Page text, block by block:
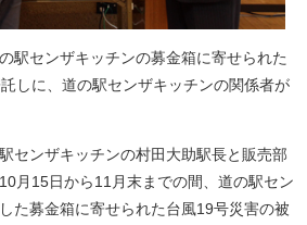
駅センザキッチンの募金箱に寄せられた
しに、道の駅センザキッチンの関係者が
センザキッチンの村田大助駅長と販売部
月15日から11月末までの間、道の駅セン
た募金箱に寄せられた台風19号災害の被